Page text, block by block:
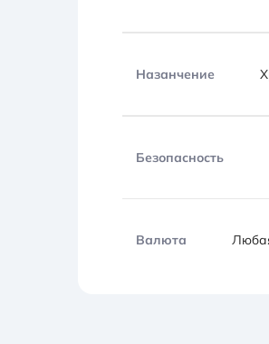
Назанчение
Безопасность
Валюта